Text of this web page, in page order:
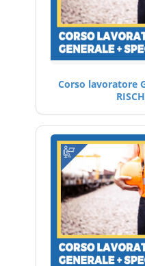
Corso lavoratore